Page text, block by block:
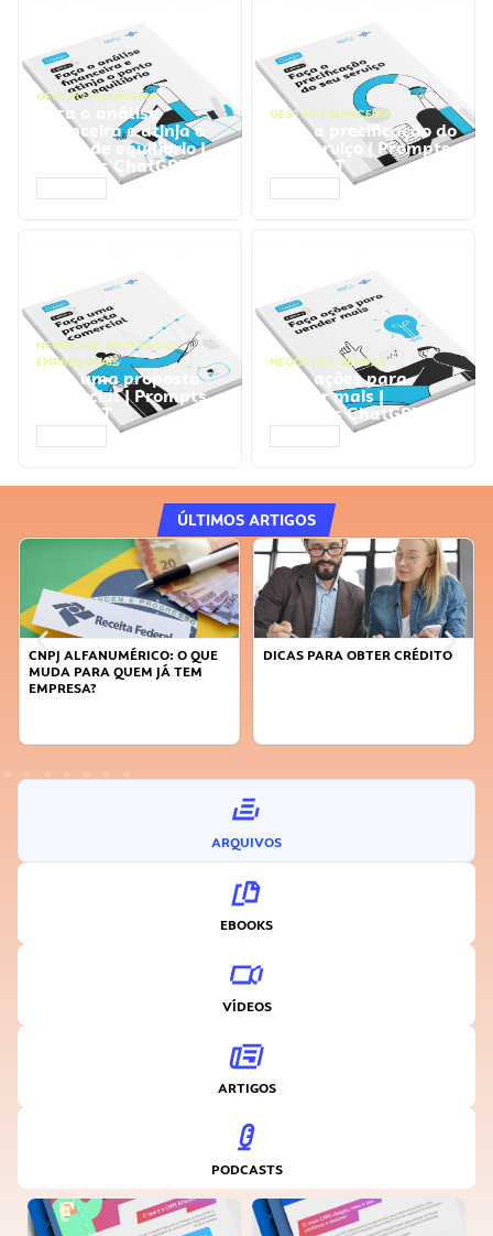
GESTÃO FINANCEIRA
Faça a análise
financeira e atinja o
ponto de equilíbrio |
Prompts ChatGPT
GESTÃO FINANCEIRA
Faça a precificação do
seu serviço | Prompts
ChatGPT
NEGÓCIOS, PROCESSOS
EMPRESARIAIS
Faça uma proposta
comercial | Prompts
ChatGPT
NEGÓCIOS, VENDAS
Faça ações para
vender mais |
Prompts ChatGPT
ÚLTIMOS ARTIGOS
CNPJ ALFANUMÉRICO: O QUE
MUDA PARA QUEM JÁ TEM
EMPRESA?
DICAS PARA OBTER CRÉDITO
ARQUIVOS
EBOOKS
VÍDEOS
ARTIGOS
PODCASTS